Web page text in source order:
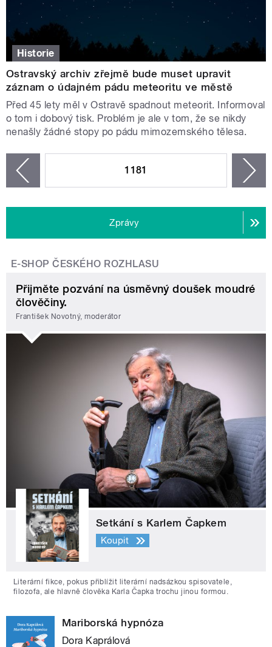
Historie
Ostravský archiv zřejmě bude muset upravit
záznam o údajném pádu meteoritu ve městě
Před 45 lety měl v Ostravě spadnout meteorit. Informoval
o tom i dobový tisk. Problém je ale v tom, že se nikdy
nenašly žádné stopy po pádu mimozemského tělesa.
1181
Zprávy
E-SHOP ČESKÉHO ROZHLASU
Přijměte pozvání na úsměvný doušek moudré
člověčiny.
František Novotný, moderátor
Setkání s Karlem Čapkem
Koupit
Literární fikce, pokus přiblížit literární nadsázkou spisovatele,
filozofa, ale hlavně člověka Karla Čapka trochu jinou formou.
Mariborská hypnóza
Dora Kaprálová